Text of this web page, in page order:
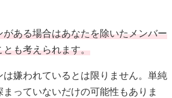
ある場合はあなたを除いたメンバー
も考えられます。
嫌われているとは限りません。単純
っていないだけの可能性もありま